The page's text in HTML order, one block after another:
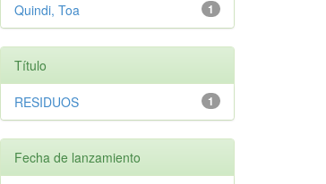
1
Quindi, Toa
Título
1
RESIDUOS
Fecha de lanzamiento